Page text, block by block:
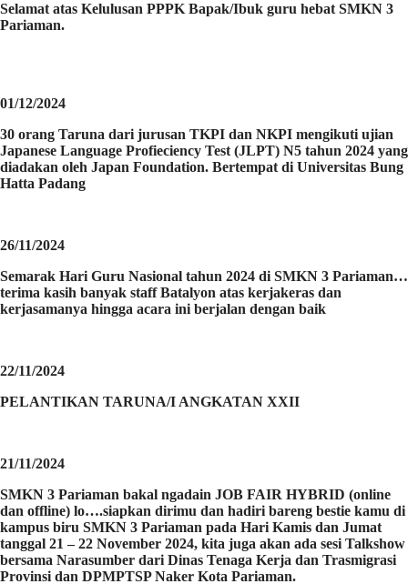
Selamat atas Kelulusan PPPK Bapak/Ibuk guru hebat SMKN 3
Pariaman.
01/12/2024
30 orang Taruna dari jurusan TKPI dan NKPI mengikuti ujian
Japanese Language Profieciency Test (JLPT) N5 tahun 2024 yang
diadakan oleh Japan Foundation. Bertempat di Universitas Bung
Hatta Padang
26/11/2024
Semarak Hari Guru Nasional tahun 2024 di SMKN 3 Pariaman…
terima kasih banyak staff Batalyon atas kerjakeras dan
kerjasamanya hingga acara ini berjalan dengan baik
22/11/2024
PELANTIKAN TARUNA/I ANGKATAN XXII
21/11/2024
SMKN 3 Pariaman bakal ngadain JOB FAIR HYBRID (online
dan offline) lo….siapkan dirimu dan hadiri bareng bestie kamu di
kampus biru SMKN 3 Pariaman pada Hari Kamis dan Jumat
tanggal 21 – 22 November 2024, kita juga akan ada sesi Talkshow
bersama Narasumber dari Dinas Tenaga Kerja dan Trasmigrasi
Provinsi dan DPMPTSP Naker Kota Pariaman.